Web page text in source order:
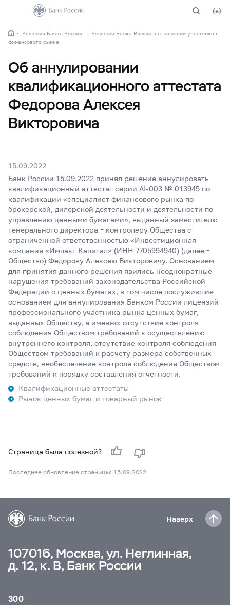
Решения Банка России
Решения Банка России в отношении участников
финансового рынка
Об аннулировании
квалификационного аттестата
Федорова Алексея
Викторовича
15.09.2022
Банк России 15.09.2022 принял решение аннулировать
квалификационный аттестат серии АI-003 № 013945 по
квалификации «специалист финансового рынка по
брокерской, дилерской деятельности и деятельности по
управлению ценными бумагами», выданный заместителю
генерального директора – контролеру Общества с
ограниченной ответственностью «Инвестиционная
компания «Импакт Капитал» (ИНН 7705994940) (далее –
Общество) Федорову Алексею Викторовичу. Основанием
для принятия данного решения явились неоднократные
нарушения требований законодательства Российской
Федерации о ценных бумагах, в том числе послужившие
основанием для аннулирования Банком России лицензий
профессионального участника рынка ценных бумаг,
выданных Обществу, а именно: отсутствие контроля
соблюдения Обществом требований к осуществлению
внутреннего контроля, отсутствие контроля соблюдения
Обществом требований к расчету размера собственных
средств, необеспечение контроля соблюдения Обществом
требований к порядку составления отчетности.
Квалификационные аттестаты
Рынок ценных бумаг и товарный рынок
Страница была полезной?
Последнее обновление страницы: 15.09.2022
Наверх
107016, Москва, ул. Неглинная,
д. 12, к. В, Банк России
300